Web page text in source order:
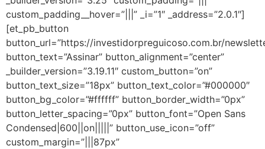
custom_padding__hover=”|||” _i=”1″ _address=”2.0.1″]
[et_pb_button
button_url=”https://investidorpreguicoso.com.br/
button_text=”Assinar” button_alignment=”center”
_builder_version=”3.19.11″ custom_button=”on”
button_text_size=”18px” button_text_color=”#000000″
button_bg_color=”#ffffff” button_border_width=”0px”
button_letter_spacing=”0px” button_font=”Open Sans
Condensed|600||on|||||” button_use_icon=”off”
custom_margin=”|||87px”